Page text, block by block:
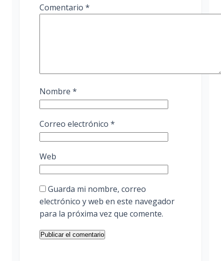
Comentario *
Nombre *
Correo electrónico *
Web
Guarda mi nombre, correo
electrónico y web en este navegador
para la próxima vez que comente.